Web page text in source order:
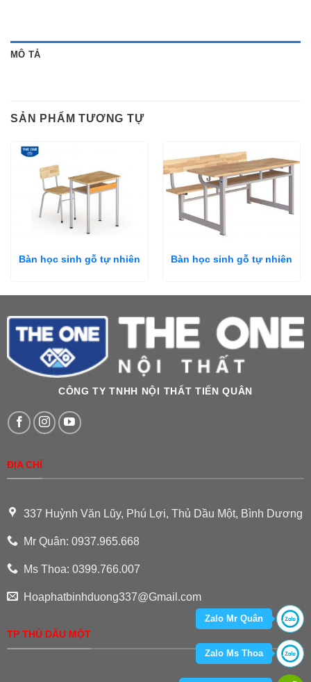
MÔ TẢ
SẢN PHẨM TƯƠNG TỰ
Bàn học sinh gỗ tự nhiên Bàn học sinh gỗ tự nhiên
CÔNG TY TNHH NỘI THẤT TIẾN QUÂN
ĐỊA CHỈ
337 Huỳnh Văn Lũy, Phú Lợi, Thủ Dầu Một, Bình Dương
Mr Quân: 0937.965.668
Ms Thoa: 0399.766.007
Hoaphatbinhduong337@Gmail.com
TP THỦ DẦU MỘT
Zalo Mr Quân
Zalo Ms Thoa